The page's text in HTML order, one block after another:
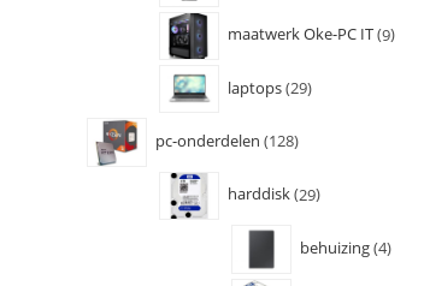
maatwerk Oke-PC IT 9
laptops 29
pc-onderdelen 128
harddisk 29
behuizing 4